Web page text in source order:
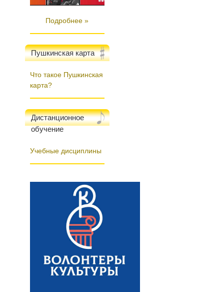
Подробнее »
Пушкинская карта
Что такое Пушкинская
карта?
Дистанционное
обучение
Учебные дисциплины